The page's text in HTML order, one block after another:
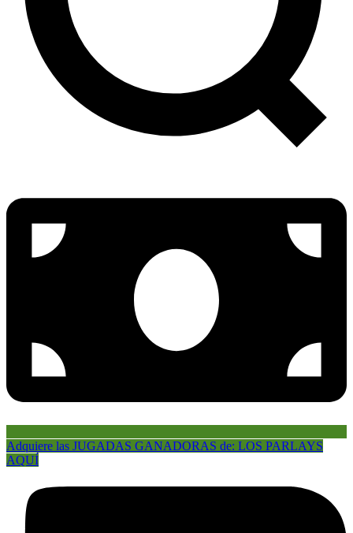
Adquiere las JUGADAS GANADORAS de: LOS PARLAYS
AQUÍ